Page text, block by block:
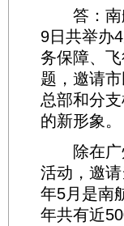
答：南航
9日共举办
务保障、
题，邀请
总部和分
的新形象。
除在广州
活动，邀
年5月是南
年共有近